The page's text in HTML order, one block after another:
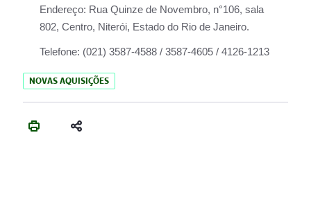
Endereço: Rua Quinze de Novembro, n°106, sala
802, Centro, Niterói, Estado do Rio de Janeiro.
Telefone: (021) 3587-4588 / 3587-4605 / 4126-1213
NOVAS AQUISIÇÕES